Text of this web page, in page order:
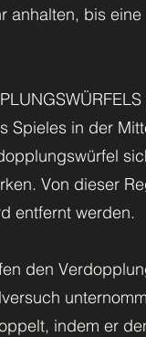
anhalten, bis
in der
Von dieser
entfernt werden.
den
indem er